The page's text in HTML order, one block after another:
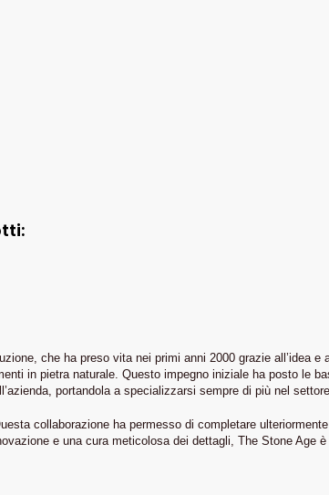
che ha preso vita nei primi anni 2000 grazie all’idea
in pietra naturale. Questo impegno iniziale ha posto le
portandola a specializzarsi sempre di più nel
collaborazione ha permesso di completare
e una cura meticolosa dei dettagli, The Stone